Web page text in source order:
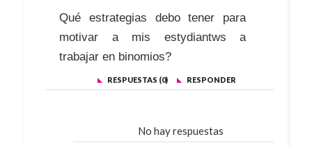
Qué estrategias debo tener para
motivar a mis estydiantws a
trabajar en binomios?
RESPUESTAS (0) RESPONDER
No hay respuestas